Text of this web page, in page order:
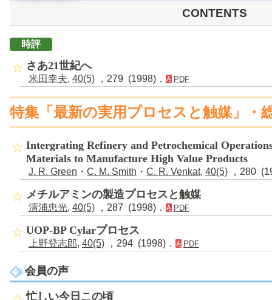
CONTENTS
時評
さあ21世紀へ
米田幸夫, 40(5) ，279 (1998)． PDF
特集「最新の実用プロセスと触媒」・
Intergrating Refinery and Petrochemical
Materials to Manufacture High Value Products
J. R. Green ・ C. M. Smith ・ C. R. Venkat, 40(5) ，280
メチルアミンの製造プロセスと触媒
清浦忠光, 40(5) ，287 (1998)． PDF
UOP-BP Cylarプロセス
上野登志郎, 40(5) ，294 (1998)． PDF
会員の声
忙しい今日この頃